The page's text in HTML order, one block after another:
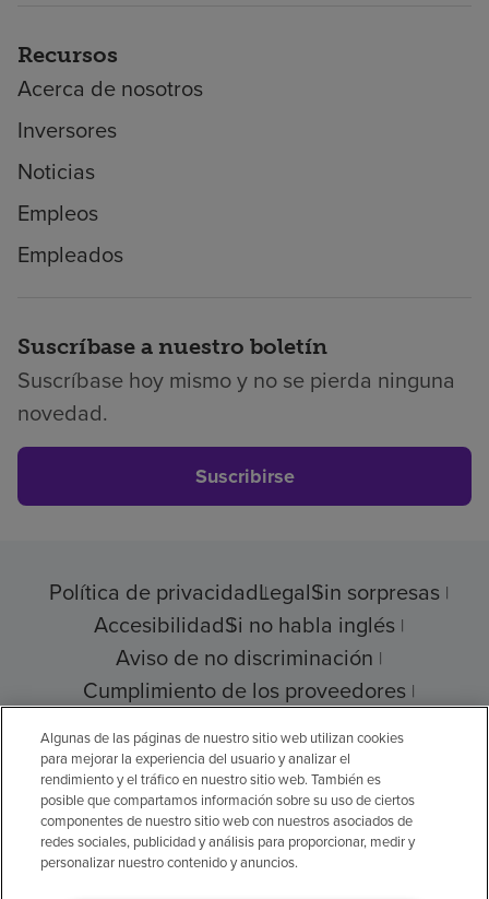
Recursos
Acerca de nosotros
Inversores
Noticias
Empleos
Empleados
Suscríbase a nuestro boletín
Suscríbase hoy mismo y no se pierda ninguna
novedad.
Suscribirse
Política de privacidadLegalSin sorpresas
AccesibilidadSi no habla inglés
Aviso de no discriminación
Cumplimiento de los proveedores
© 2026 Encompass Health Corporation
Preferencias de cookies
Algunas de las páginas de nuestro sitio web utilizan cookies
para mejorar la experiencia del usuario y analizar el
rendimiento y el tráfico en nuestro sitio web. También es
posible que compartamos información sobre su uso de ciertos
componentes de nuestro sitio web con nuestros asociados de
redes sociales, publicidad y análisis para proporcionar, medir y
personalizar nuestro contenido y anuncios.